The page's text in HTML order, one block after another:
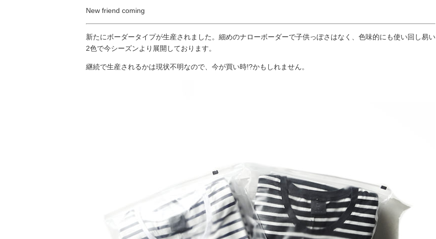
New friend coming
新たにボーダータイプが生産されました。細めのナローボーダーで子供っぽさはなく、色味的にも使い回し易い
2色で今シーズンより展開しております。
継続で生産されるかは現状不明なので、今が買い時!?かもしれません。